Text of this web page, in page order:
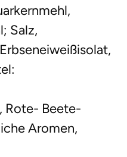
Salz,
Rote- Beete-
Aromen,